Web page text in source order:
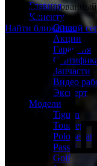
Главная
Клиенту
О нас
Акции
Гарантия
Запчасти
Видео
Эксперт
Модели
Tiguan
Touareg
Polo sedan
Passat
Golf
районе Москвы
Найти ближайший